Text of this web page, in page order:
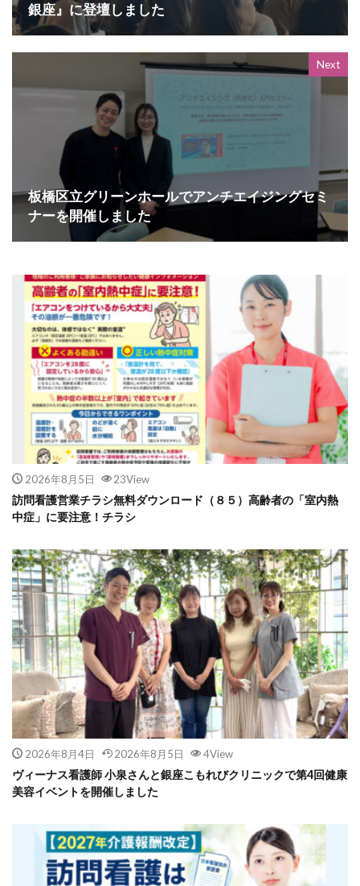
銀座』に登壇しました
Next
板橋区立グリーンホールでアンチエイジングセミ
ナーを開催しました
2026年8月5日 23View
訪問看護営業チラシ無料ダウンロード（８５）高齢者の「室内熱
中症」に要注意！チラシ
2026年8月4日 2026年8月5日 4View
ヴィーナス看護師 小泉さんと銀座こもれびクリニックで第4回健康
美容イベントを開催しました